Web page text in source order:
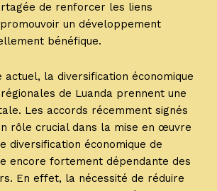
de renforcer les liens
un développement
bénéfique.
actuel, la diversification économique
de Luanda prennent une
Les accords récemment signés
rôle crucial dans la mise en œuvre
diversification économique de
encore fortement dépendante des
En effet, la nécessité de réduire